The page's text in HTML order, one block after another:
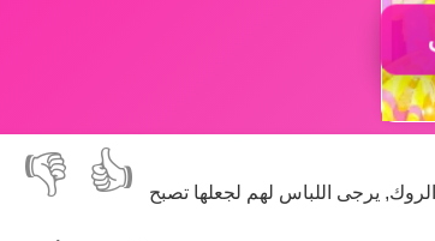
👍
👎
يرجى اللباس لهم لجعلها تصبح